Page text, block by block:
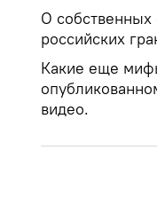
О собственных
российских
Какие еще
видео.